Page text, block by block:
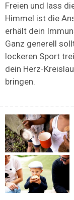
Freien und lass
Himmel ist die
erhält dein
Ganz generell
lockeren Sport
dein Herz-
bringen.